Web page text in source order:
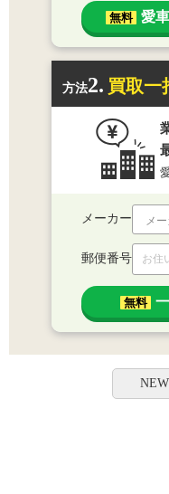
無料 愛
方法2. 買取一
メーカー
郵便番号
無料